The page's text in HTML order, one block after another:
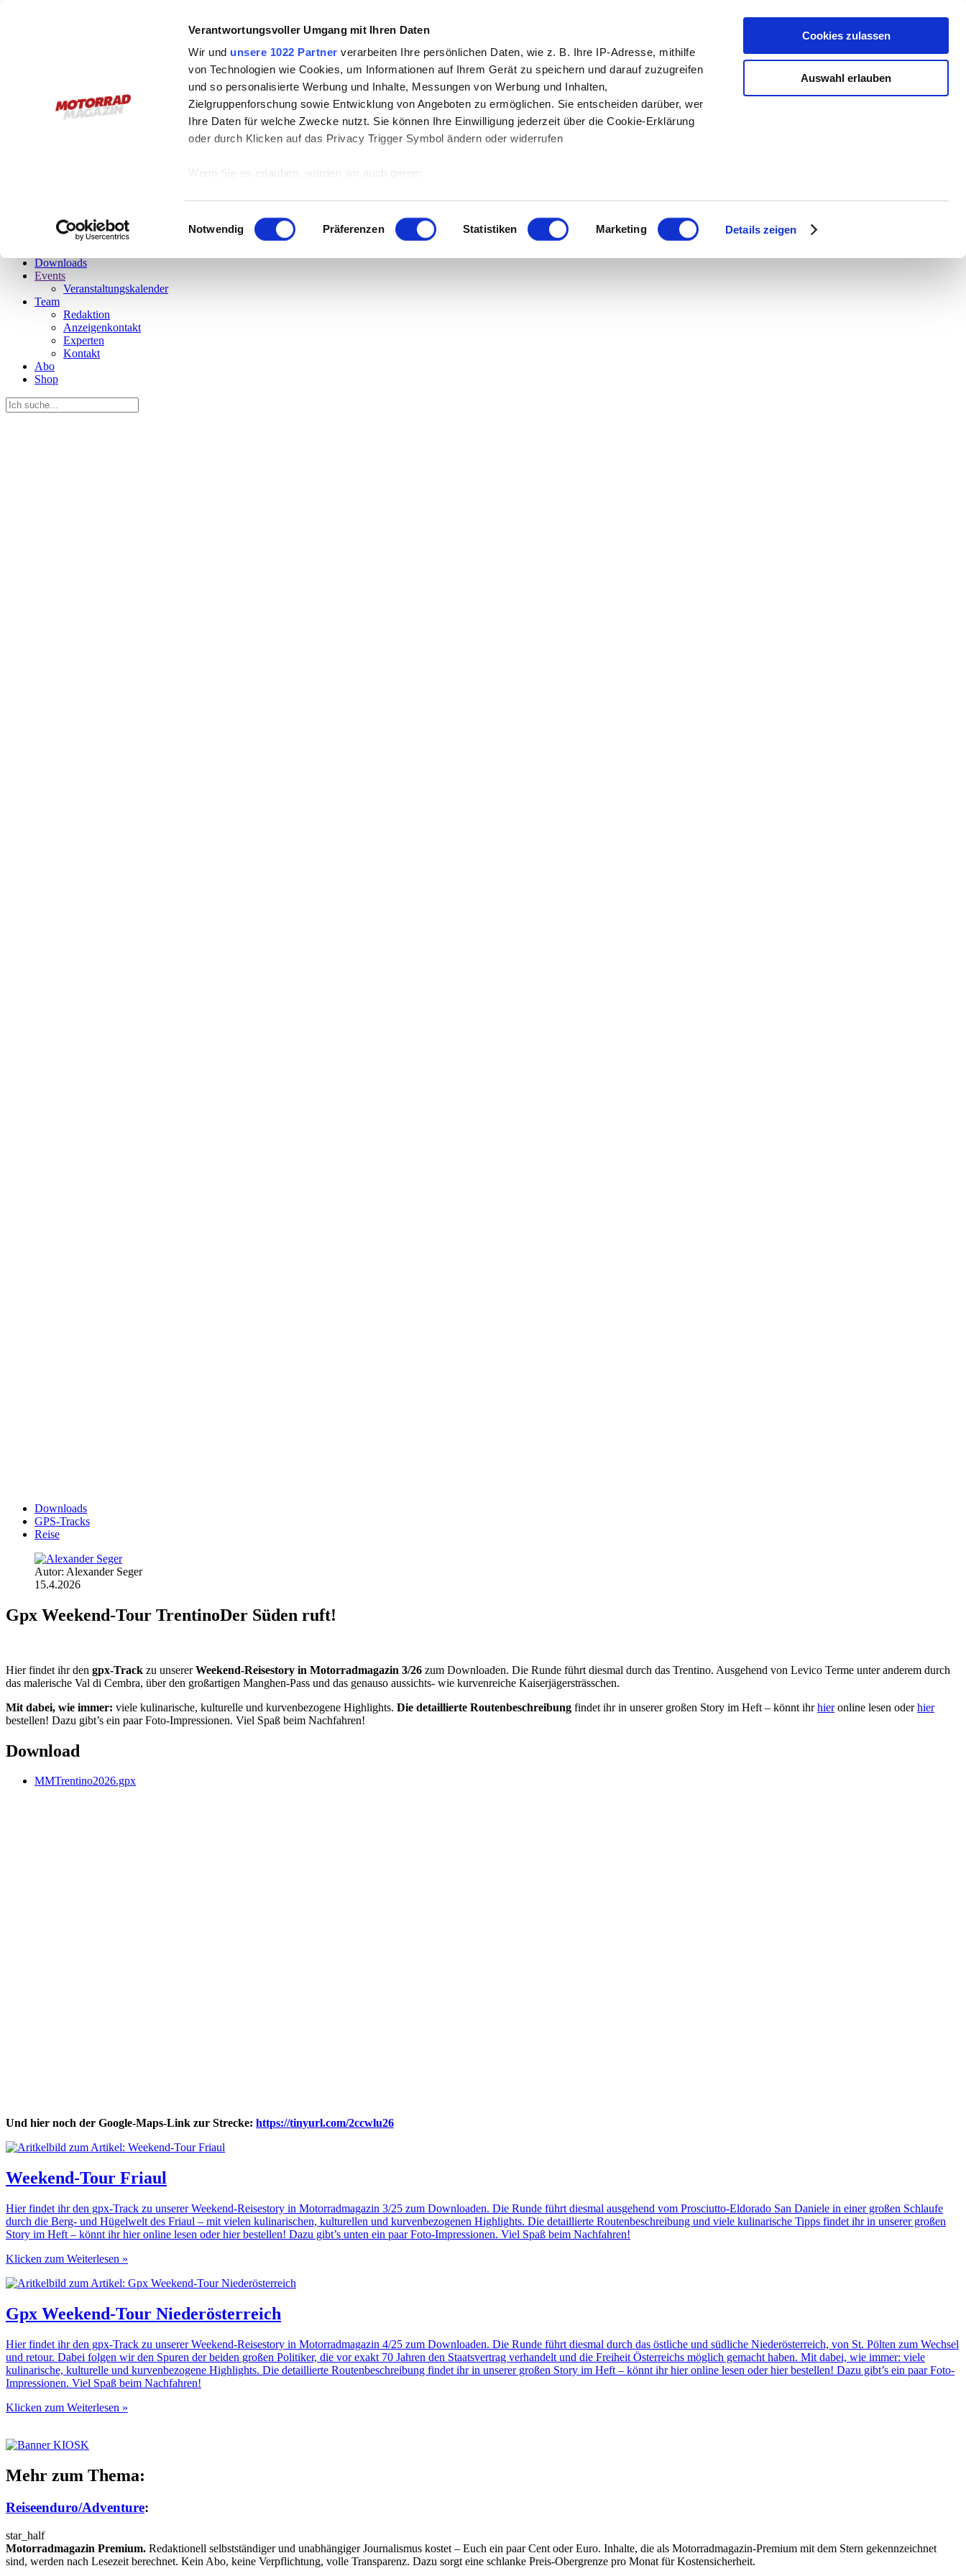
Verantwortungsvoller Umgang mit Ihren Daten
Wir und unsere 1022 Partner verarbeiten Ihre persönlichen Daten, wie z. B. Ihre IP-Adresse, mithilfe
von Technologien wie Cookies, um Informationen auf Ihrem Gerät zu speichern und darauf zuzugreifen
und so personalisierte Werbung und Inhalte, Messungen von Werbung und Inhalten,
Zielgruppenforschung sowie Entwicklung von Angeboten zu ermöglichen. Sie entscheiden darüber, wer
Ihre Daten für welche Zwecke nutzt. Sie können Ihre Einwilligung jederzeit über die Cookie-Erklärung
oder durch Klicken auf das Privacy Trigger Symbol ändern oder widerrufen
Wenn Sie es erlauben, würden wir auch gerne:
Ihr Gerät durch aktives Scannen nach bestimmten Merkmalen (Fingerprinting) identifizieren
Einwilligungsauswahl
Notwendig Präferenzen Statistiken Marketing Details zeigen
Cookies zulassen
Auswahl erlauben
Bitte, gerne!Einfach auf das Vorschaubild klicken und schon startet der Download.
Stories
Fotos
Downloads
Events
Veranstaltungskalender
Team
Redaktion
Anzeigenkontakt
Experten
Kontakt
Abo
Shop
Downloads
GPS-Tracks
Reise
Autor: Alexander Seger
15.4.2026
Gpx Weekend-Tour TrentinoDer Süden ruft!
Hier findet ihr den gpx-Track zu unsererWeekend-Reisestory in Motorradmagazin 3/26 zum Downloaden. Die Runde führt diesmal durch das Trentino. Ausgehend von Levico Terme unter anderem durch
das malerische Val di Cembra, über den großartigen Manghen-Pass und das genauso aussichts- wie kurvenreiche Kaiserjägersträsschen.
Mit dabei, wie immer: viele kulinarische, kulturelle und kurvenbezogene Highlights. Die detaillierte Routenbeschreibung findet ihr in unserer großen Story im Heft – könnt ihrhieronline lesen oderhier
bestellen! Dazu gibt’s ein paar Foto-Impressionen. Viel Spaß beim Nachfahren!
Download
MMTrentino2026.gpx
Und hier noch der Google-Maps-Link zur Strecke: https://tinyurl.com/2ccwlu26
Weekend-Tour Friaul
Hier findet ihr den gpx-Track zu unserer Weekend-Reisestory in Motorradmagazin 3/25 zum Downloaden. Die Runde führt diesmal ausgehend vom Prosciutto-Eldorado San Daniele in einer großen Schlaufe
durch die Berg- und Hügelwelt des Friaul – mit vielen kulinarischen, kulturellen und kurvenbezogenen Highlights. Die detaillierte Routenbeschreibung und viele kulinarische Tipps findet ihr in unserer großen
Story im Heft – könnt ihr hier online lesen oder hier bestellen! Dazu gibt’s unten ein paar Foto-Impressionen. Viel Spaß beim Nachfahren!
Klicken zum Weiterlesen »
Gpx Weekend-Tour Niederösterreich
Hier findet ihr den gpx-Track zu unserer Weekend-Reisestory in Motorradmagazin 4/25 zum Downloaden. Die Runde führt diesmal durch das östliche und südliche Niederösterreich, von St. Pölten zum Wechsel
und retour. Dabei folgen wir den Spuren der beiden großen Politiker, die vor exakt 70 Jahren den Staatsvertrag verhandelt und die Freiheit Österreichs möglich gemacht haben. Mit dabei, wie immer: viele
kulinarische, kulturelle und kurvenbezogene Highlights. Die detaillierte Routenbeschreibung findet ihr in unserer großen Story im Heft – könnt ihr hier online lesen oder hier bestellen! Dazu gibt’s ein paar Foto-
Impressionen. Viel Spaß beim Nachfahren!
Klicken zum Weiterlesen »
Mehr zum Thema:
Reiseenduro/Adventure:
star_half
Motorradmagazin Premium. Redaktionell selbstständiger und unabhängiger Journalismus kostet – Euch ein paar Cent oder Euro. Inhalte, die als Motorradmagazin-Premium mit dem Stern gekennzeichnet
sind, werden nach Lesezeit berechnet. Kein Abo, keine Verpflichtung, volle Transparenz. Dazu sorgt eine schlanke Preis-Obergrenze pro Monat für Kostensicherheit.